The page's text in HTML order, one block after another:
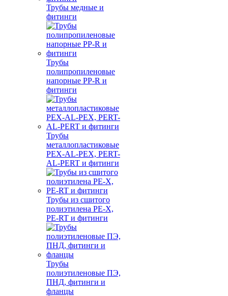
Трубы медные и
фитинги
Трубы
полипропиленовые
напорные PP-R и
фитинги
Трубы
металлопластиковые
PEX-AL-PEX, PERT-
AL-PERT и фитинги
Трубы из сшитого
полиэтилена PE-X,
PE-RT и фитинги
Трубы
полиэтиленовые ПЭ,
ПНД, фитинги и
фланцы